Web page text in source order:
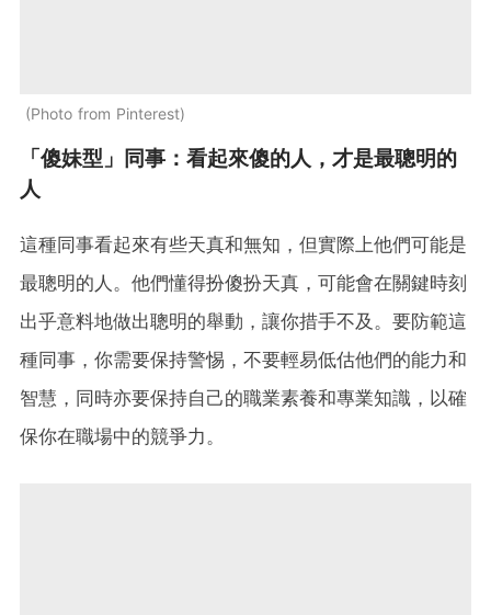
Photo from Pinterest
「傻妹型」同事：看起來傻的人，才是最聰明的
人
這種同事看起來有些天真和無知，但實際上他們可能是
最聰明的人。他們懂得扮傻扮天真，可能會在關鍵時刻
出乎意料地做出聰明的舉動，讓你措手不及。要防範這
種同事，你需要保持警惕，不要輕易低估他們的能力和
智慧，同時亦要保持自己的職業素養和專業知識，以確
保你在職場中的競爭力。